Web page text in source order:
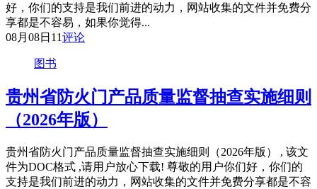
好，你们的支持是我们前进的动力，网站收集的文件并免费分
享都是不容易，如果你觉得...
08月08日 11评论
图书
贵州省防火门产品质量监督抽查实施细则
（2026年版）
贵州省防火门产品质量监督抽查实施细则（2026年版） , 该文
件为DOC格式 ,请用户放心下载! 尊敬的用户你们好，你们的
支持是我们前进的动力，网站收集的文件并免费分享都是不容